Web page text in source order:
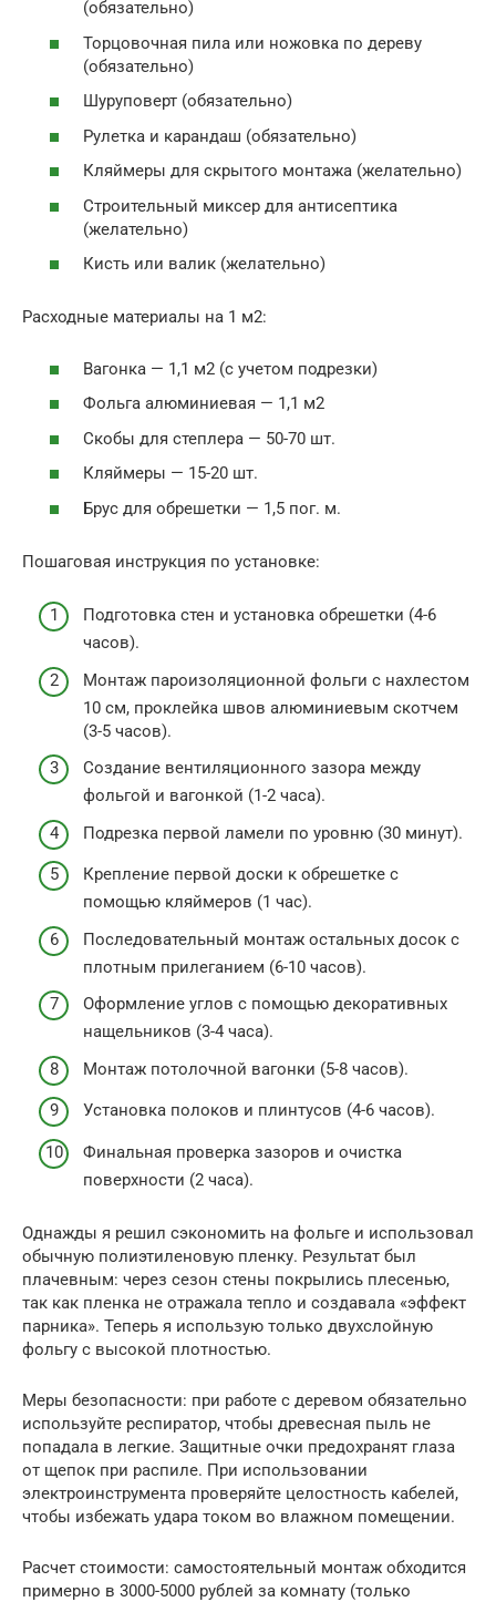
(обязательно)
Торцовочная пила или ножовка по дереву
(обязательно)
Шуруповерт (обязательно)
Рулетка и карандаш (обязательно)
Кляймеры для скрытого монтажа (желательно)
Строительный миксер для антисептика
(желательно)
Кисть или валик (желательно)
Расходные материалы на 1 м2:
Вагонка — 1,1 м2 (с учетом подрезки)
Фольга алюминиевая — 1,1 м2
Скобы для степлера — 50-70 шт.
Кляймеры — 15-20 шт.
Брус для обрешетки — 1,5 пог. м.
Пошаговая инструкция по установке:
Подготовка стен и установка обрешетки (4-6
часов).
Монтаж пароизоляционной фольги с нахлестом
10 см, проклейка швов алюминиевым скотчем
(3-5 часов).
Создание вентиляционного зазора между
фольгой и вагонкой (1-2 часа).
Подрезка первой ламели по уровню (30 минут).
Крепление первой доски к обрешетке с
помощью кляймеров (1 час).
Последовательный монтаж остальных досок с
плотным прилеганием (6-10 часов).
Оформление углов с помощью декоративных
нащельников (3-4 часа).
Монтаж потолочной вагонки (5-8 часов).
Установка полоков и плинтусов (4-6 часов).
Финальная проверка зазоров и очистка
поверхности (2 часа).
Однажды я решил сэкономить на фольге и использовал
обычную полиэтиленовую пленку. Результат был
плачевным: через сезон стены покрылись плесенью,
так как пленка не отражала тепло и создавала «эффект
парника». Теперь я использую только двухслойную
фольгу с высокой плотностью.
Меры безопасности: при работе с деревом обязательно
используйте респиратор, чтобы древесная пыль не
попадала в легкие. Защитные очки предохранят глаза
от щепок при распиле. При использовании
электроинструмента проверяйте целостность кабелей,
чтобы избежать удара током во влажном помещении.
Расчет стоимости: самостоятельный монтаж обходится
примерно в 3000-5000 рублей за комнату (только